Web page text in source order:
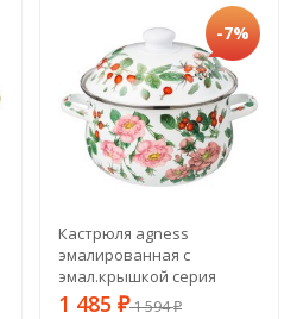
-7%
Кастрюля agness
эмалированная с
эмал.крышкой серия
"шиповник", 2.8 л, 20*12 см
1 485 ₽1 594₽